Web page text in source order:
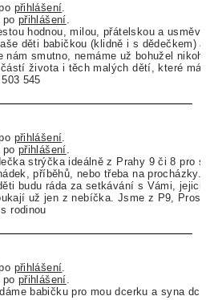
přihlášení
po přihlášení
hodnou, milou, přátelskou a
děti babičkou (klidně i s dědečkem)
nám smutno, nemáme už bohužel
života i těch malých dětí, které
545
přihlášení
po přihlášení
strýčka ideálně z Prahy 9 či 8 pro
příběhů, nebo třeba na procházky.
budu ráda za setkávání s Vámi,
už jen z nebíčka. Jsme z P9,
rodinou
přihlášení
po přihlášení
babičku pro mou dcerku a syna